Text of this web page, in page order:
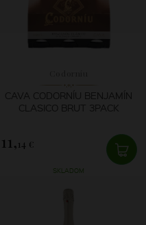
CAVA CODORNÍU BENJAMÍN
CLASICO BRUT 3PACK
11, 14 €
SKLADOM